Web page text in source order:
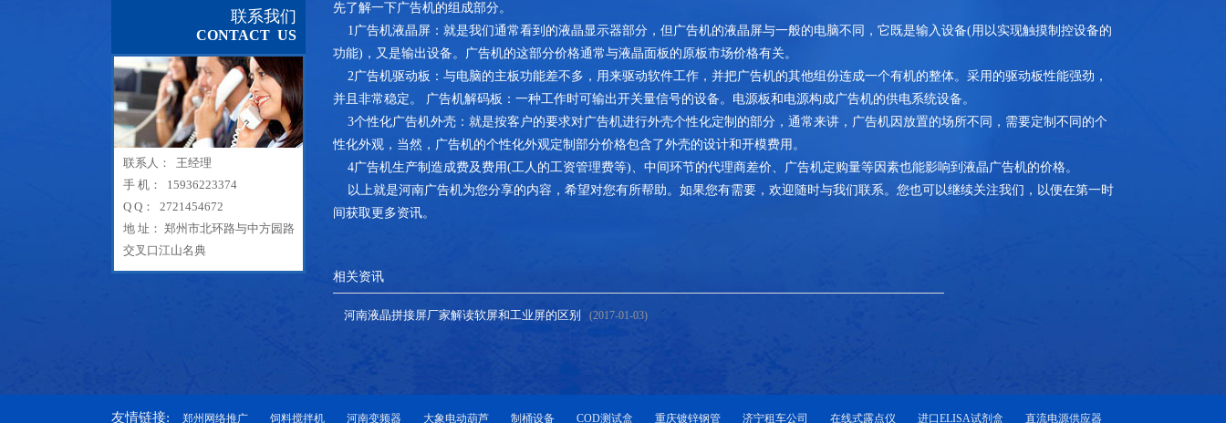
联系我们
CONTACT US
联系人： 王经理
手 机： 15936223374
Q Q： 2721454672
地 址： 郑州市北环路与中方园路
交叉口江山名典
先了解一下广告机的组成部分。
1广告机液晶屏：就是我们通常看到的液晶显示器部分，但广告机的液晶屏与一般的电脑不同，它既是输入设备(用以实现触摸制控设备的
功能)，又是输出设备。广告机的这部分价格通常与液晶面板的原板市场价格有关。
2广告机驱动板：与电脑的主板功能差不多，用来驱动软件工作，并把广告机的其他组份连成一个有机的整体。采用的驱动板性能强劲，
并且非常稳定。 广告机解码板：一种工作时可输出开关量信号的设备。电源板和电源构成广告机的供电系统设备。
3个性化广告机外壳：就是按客户的要求对广告机进行外壳个性化定制的部分，通常来讲，广告机因放置的场所不同，需要定制不同的个
性化外观，当然，广告机的个性化外观定制部分价格包含了外壳的设计和开模费用。
4广告机生产制造成费及费用(工人的工资管理费等)、中间环节的代理商差价、广告机定购量等因素也能影响到液晶广告机的价格。
以上就是河南广告机为您分享的内容，希望对您有所帮助。如果您有需要，欢迎随时与我们联系。您也可以继续关注我们，以便在第一时
间获取更多资讯。
相关资讯
河南液晶拼接屏厂家解读软屏和工业屏的区别 (2017-01-03)
友情链接: 郑州网络推广 饲料搅拌机 河南变频器 大象电动葫芦 制桶设备 COD测试盒 重庆镀锌钢管 济宁租车公司 在线式露点仪 进口ELISA试剂盒 直流电源供应器